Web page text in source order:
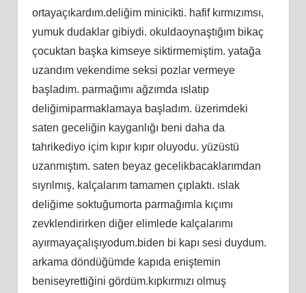
ortayaçıkardım.deliğim minicikti. hafif kırmızımsı,
yumuk dudaklar gibiydi. okuldaoynaştığım bikaç
çocuktan başka kimseye siktirmemiştim. yatağa
uzandım vekendime seksi pozlar vermeye
başladım. parmağımı ağzımda ıslatıp
deliğimiparmaklamaya başladım. üzerimdeki
saten geceliğin kayganlığı beni daha da
tahrikediyo içim kıpır kıpır oluyodu. yüzüstü
uzanmıştım. saten beyaz gecelikbacaklarımdan
sıyrılmış, kalçalarım tamamen çıplaktı. ıslak
deliğime soktuğumorta parmağımla kıçımı
zevklendirirken diğer elimlede kalçalarımı
ayırmayaçalışıyodum.biden bi kapı sesi duydum.
arkama döndüğümde kapıda eniştemin
beniseyrettiğini gördüm.kıpkırmızı olmuş